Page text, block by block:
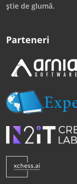
știe de glumă.
Parteneri